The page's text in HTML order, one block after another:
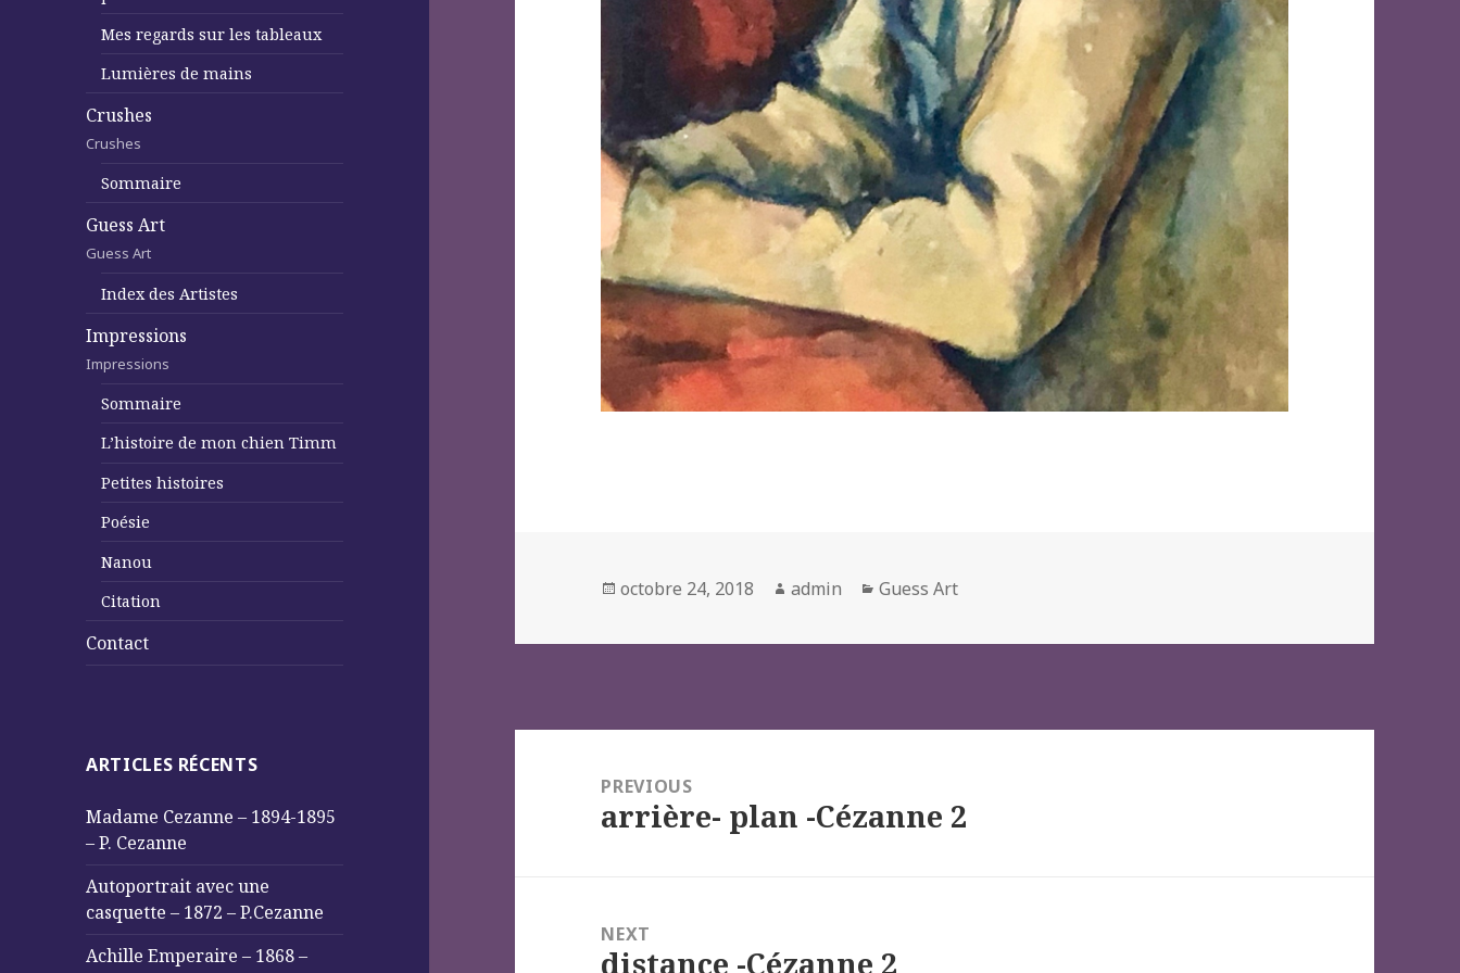
Mes regards sur les tableaux
Lumières de mains
Crushes
Crushes
Sommaire
Guess Art
Guess Art
Index des Artistes
Impressions
Impressions
Sommaire
L’histoire de mon chien Timm
Petites histoires
Poésie
Nanou
Citation
Contact
ARTICLES RÉCENTS
Madame Cezanne – 1894-1895
– P. Cezanne
Autoportrait avec une
casquette – 1872 – P.Cezanne
Achille Emperaire – 1868 –
Posted
octobre 24, 2018 Author
admin Categories
Guess Art
l’article
PREVIOUS
Previous
arrière- plan -Cézanne 2
NEXT
Next
distance -Cézanne 2